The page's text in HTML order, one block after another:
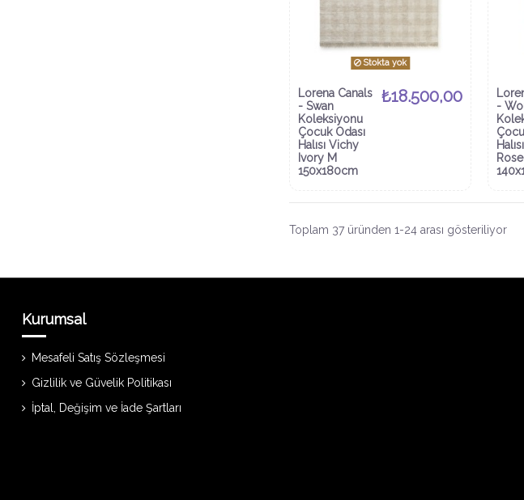
Stokta yok
Lorena Canals
- Swan
Koleksiyonu
Çocuk Odası
Halısı Vichy
Ivory M
150x180cm
₺18.500,00
-
Rose
Toplam 37 üründen 1-24 arası gösteriliyor
Kurumsal
Mesafeli Satış Sözleşmesi
Gizlilik ve Güvelik Politikası
İptal, Değişim ve İade Şartları